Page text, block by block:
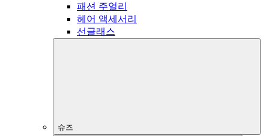
패션 주얼리
헤어 액세서리
선글래스
슈즈